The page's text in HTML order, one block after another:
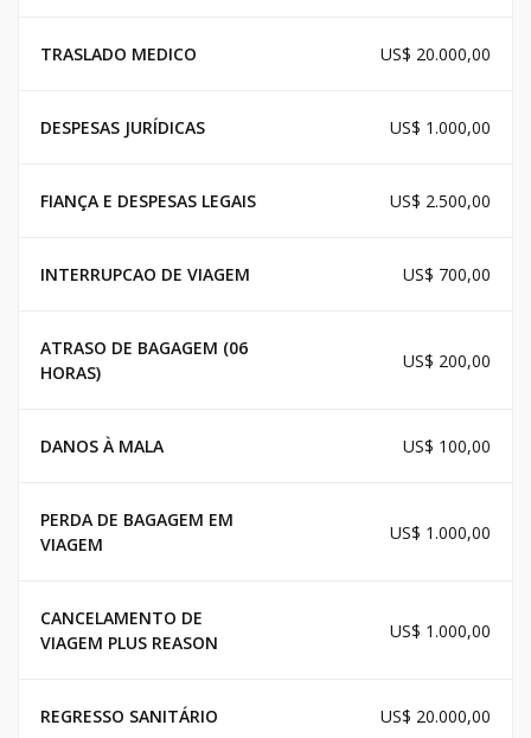
TRASLADO MEDICO US$ 20.000,00
DESPESAS JURÍDICAS US$ 1.000,00
FIANÇA E DESPESAS LEGAIS US$ 2.500,00
INTERRUPCAO DE VIAGEM US$ 700,00
ATRASO DE BAGAGEM (06
HORAS)
US$ 200,00
DANOS À MALA US$ 100,00
PERDA DE BAGAGEM EM
VIAGEM
US$ 1.000,00
CANCELAMENTO DE
VIAGEM PLUS REASON
US$ 1.000,00
REGRESSO SANITÁRIO US$ 20.000,00